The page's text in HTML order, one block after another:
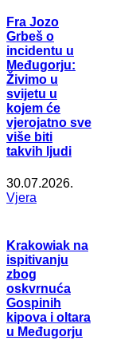
Fra Jozo
Grbeš o
incidentu u
Međugorju:
Živimo u
svijetu u
kojem će
vjerojatno sve
više biti
takvih ljudi
30.07.2026.
Vjera
Krakowiak na
ispitivanju
zbog
oskvrnuća
Gospinih
kipova i oltara
u Međugorju